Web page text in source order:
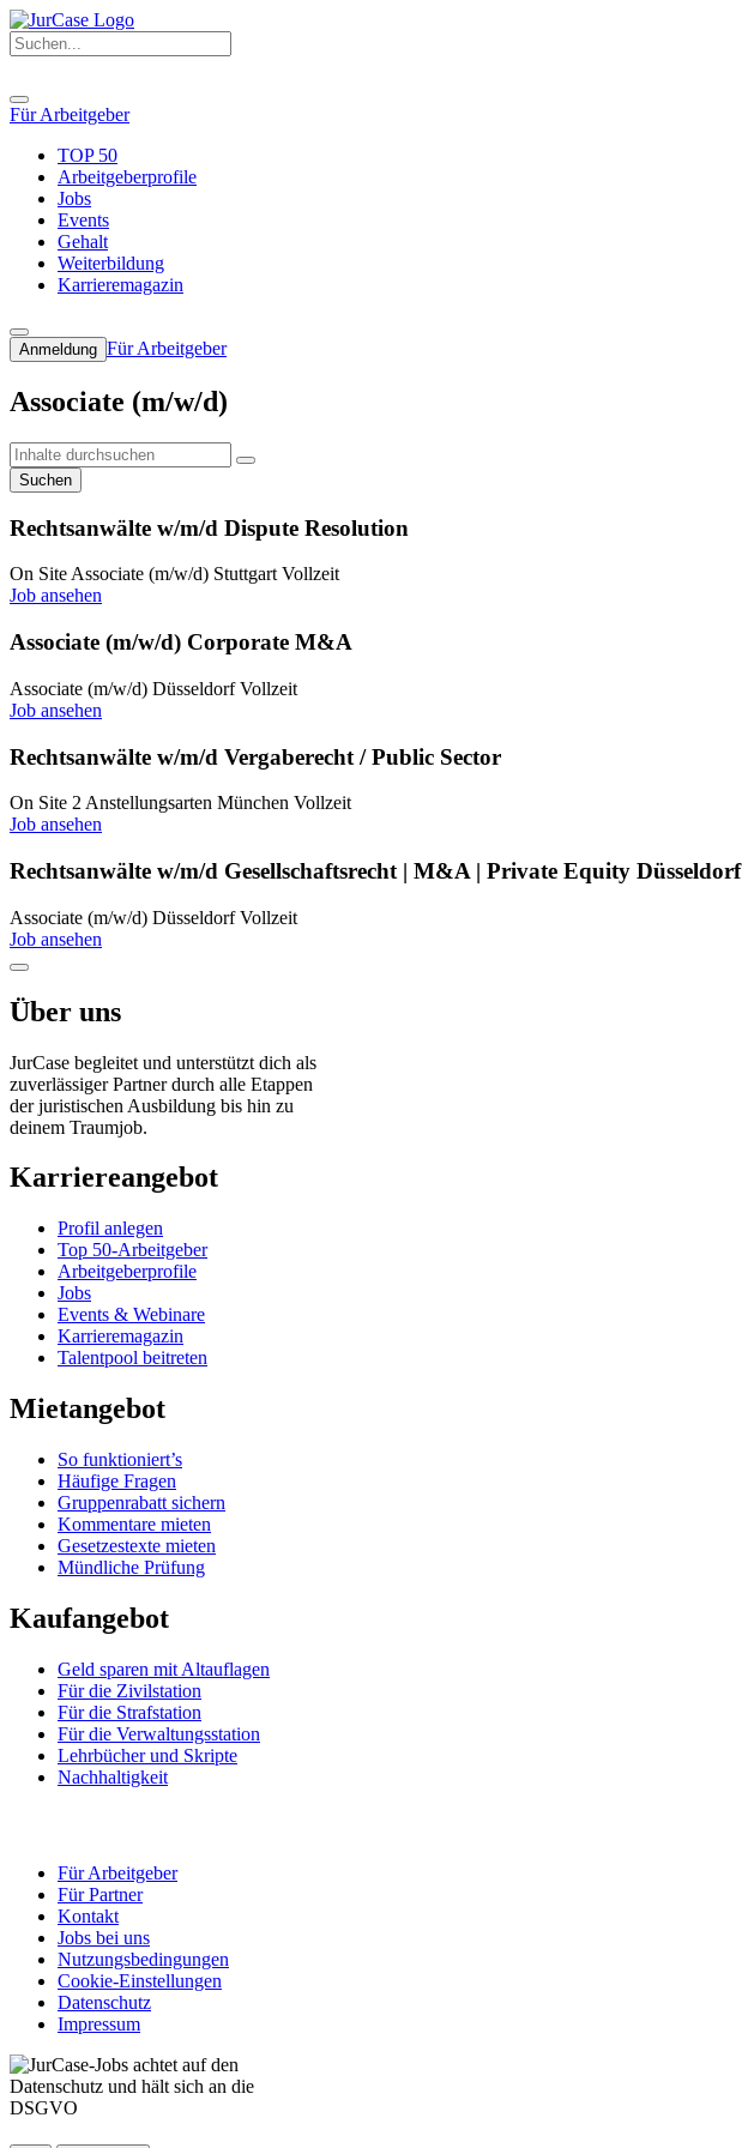
Für Arbeitgeber
TOP 50
Arbeitgeberprofile
Jobs
Events
Gehalt
Weiterbildung
Karrieremagazin
Anmeldung Für Arbeitgeber
Associate (m/w/d)
Suchen
Rechtsanwälte w/m/d Dispute Resolution
On SiteAssociate (m/w/d) Stuttgart Vollzeit
Job ansehen
Associate (m/w/d) Corporate M&A
Associate (m/w/d) Düsseldorf Vollzeit
Job ansehen
Rechtsanwälte w/m/d Vergaberecht / Public Sector
On Site 2 Anstellungsarten München Vollzeit
Job ansehen
Rechtsanwälte w/m/d Gesellschaftsrecht | M&A | Private Equity Düsseldorf
Associate (m/w/d) Düsseldorf Vollzeit
Job ansehen
Über uns
JurCase begleitet und unterstützt dich als
zuverlässiger Partner durch alle Etappen
der juristischen Ausbildung bis hin zu
deinem Traumjob.
Karriereangebot
Profil anlegen
Top 50-Arbeitgeber
Arbeitgeberprofile
Jobs
Events & Webinare
Karrieremagazin
Talentpool beitreten
Mietangebot
So funktioniert’s
Häufige Fragen
Gruppenrabatt sichern
Kommentare mieten
Gesetzestexte mieten
Mündliche Prüfung
Kaufangebot
Geld sparen mit Altauflagen
Für die Zivilstation
Für die Strafstation
Für die Verwaltungsstation
Lehrbücher und Skripte
Nachhaltigkeit
Für Arbeitgeber
Für Partner
Kontakt
Jobs bei uns
Nutzungsbedingungen
Cookie-Einstellungen
Datenschutz
Impressum